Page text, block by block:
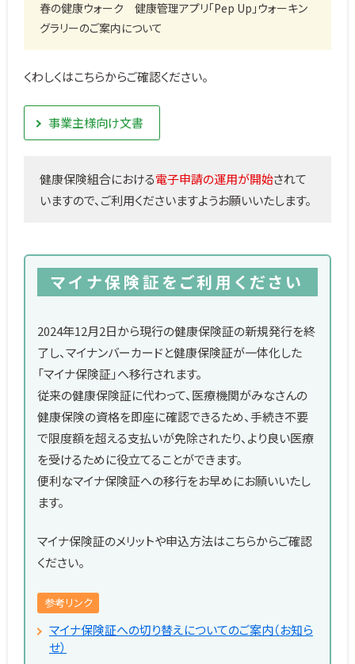
春の健康ウォーク 健康管理アプリ「Pep Up」ウォーキン
グラリーのご案内について
くわしくはこちらからご確認ください。
事業主様向け文書
健康保険組合における電子申請の運用が開始されて
いますので、ご利用くださいますようお願いいたします。
マイナ保険証をご利用ください
2024年12月2日から現行の健康保険証の新規発行を終
了し、マイナンバーカードと健康保険証が一体化した
「マイナ保険証」へ移行されます。
従来の健康保険証に代わって、医療機関がみなさんの
健康保険の資格を即座に確認できるため、手続き不要
で限度額を超える支払いが免除されたり、より良い医療
を受けるために役立てることができます。
便利なマイナ保険証への移行をお早めにお願いいたし
ます。
マイナ保険証のメリットや申込方法はこちらからご確認
ください。
参考リンク
マイナ保険証への切り替えについてのご案内（お知ら
せ）